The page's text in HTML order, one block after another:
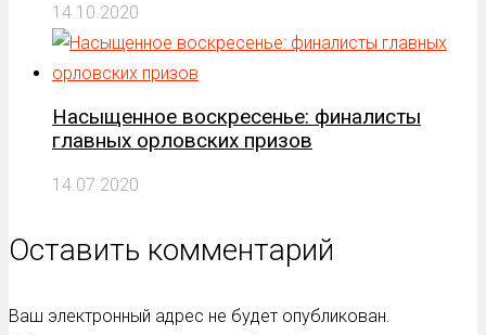
14.10.2020
Насыщенное воскресенье: финалисты
главных орловских призов
14.07.2020
Оставить комментарий
Ваш электронный адрес не будет опубликован.